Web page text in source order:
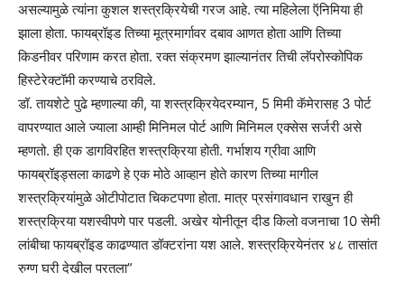
असल्यामुळे त्यांना कुशल शस्त्रक्रियेची गरज आहे. त्या महिलेला ऍनिमिया ही
झाला होता. फायब्रॉइड तिच्या मूत्रमार्गावर दबाव आणत होता आणि तिच्या
किडनीवर परिणाम करत होता. रक्त संक्रमण झाल्यानंतर तिची लॅपरोस्कोपिक
हिस्टेरेक्टॉमी करण्याचे ठरविले.
डॉ. तायशेटे पुढे म्हणाल्या की, या शस्त्रक्रियेदरम्यान, 5 मिमी कॅमेरासह 3 पोर्ट
वापरण्यात आले ज्याला आम्ही मिनिमल पोर्ट आणि मिनिमल एक्सेस सर्जरी असे
म्हणतो. ही एक डागविरहित शस्त्रक्रिया होती. गर्भाशय ग्रीवा आणि
फायब्रॉइड्सला काढणे हे एक मोठे आव्हान होते कारण तिच्या मागील
शस्त्रक्रियांमुळे ओटीपोटात चिकटपणा होता. मात्र प्रसंगावधान राखुन ही
शस्त्रक्रिया यशस्वीपणे पार पडली. अखेर योनीतून दीड किलो वजनाचा 10 सेमी
लांबीचा फायब्रॉइड काढण्यात डॉक्टरांना यश आले. शस्त्रक्रियेनंतर ४८ तासांत
रुग्ण घरी देखील परतला”